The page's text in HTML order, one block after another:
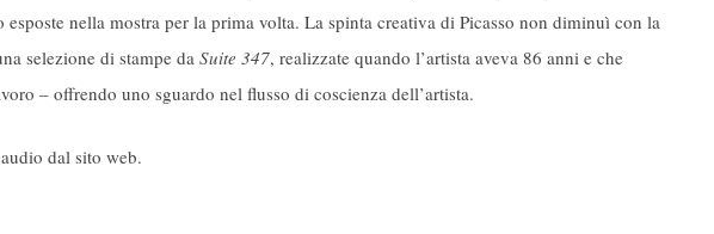
nella mostra per la prima volta. La spinta creativa di Picasso non diminuì con la
selezione di stampe da Suite 347, realizzate quando l’artista aveva 86 anni e che
– offrendo uno sguardo nel flusso di coscienza dell’artista.
dal sito web.